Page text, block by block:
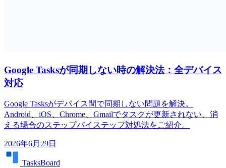
Google Tasksが同期しない時の解決法：全デバイス
対応
Google Tasksがデバイス間で同期しない問題を解決。
Android、iOS、Chrome、Gmailでタスクが更新されない、消
える場合のステップバイステップ対処法をご紹介。
2026年6月29日
TasksBoard